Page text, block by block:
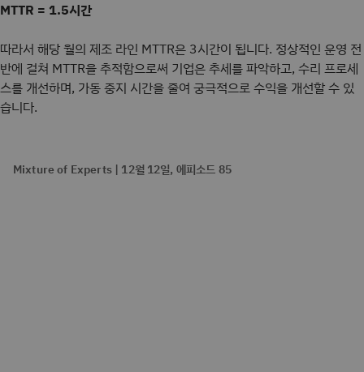
MTTR = 1.5시간
따라서 해당 월의 제조 라인 MTTR은 3시간이 됩니다. 정상적인 운영 전
반에 걸쳐 MTTR을 추적함으로써 기업은 추세를 파악하고, 수리 프로세
스를 개선하며, 가동 중지 시간을 줄여 궁극적으로 수익을 개선할 수 있
습니다.
Mixture of Experts | 12월 12일, 에피소드 85